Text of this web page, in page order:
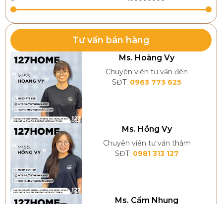
Tư vấn bán hàng
Ms. Hoàng Vy
Chuyên viên tư vấn đèn
SĐT: 0963 773 625
Ms. Hồng Vy
Chuyên viên tư vấn thảm
SĐT: 0981 313 127
Ms. Cẩm Nhung